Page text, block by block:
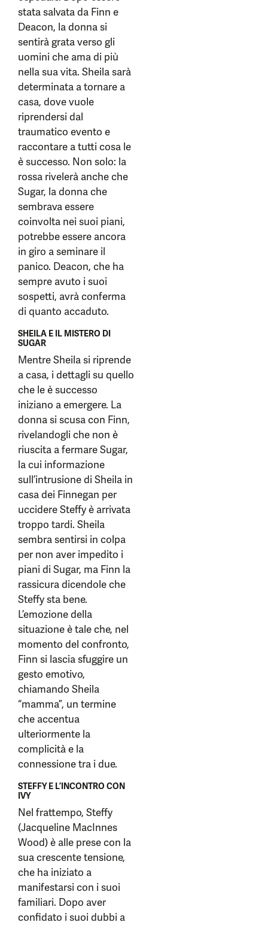
stata salvata da Finn e
Deacon, la donna si
sentirà grata verso gli
uomini che ama di più
nella sua vita. Sheila sarà
determinata a tornare a
casa, dove vuole
riprendersi dal
traumatico evento e
raccontare a tutti cosa le
è successo. Non solo: la
rossa rivelerà anche che
Sugar, la donna che
sembrava essere
coinvolta nei suoi piani,
potrebbe essere ancora
in giro a seminare il
panico. Deacon, che ha
sempre avuto i suoi
sospetti, avrà conferma
di quanto accaduto.
SHEILA E IL MISTERO DI
SUGAR
Mentre Sheila si riprende
a casa, i dettagli su quello
che le è successo
iniziano a emergere. La
donna si scusa con Finn,
rivelandogli che non è
riuscita a fermare Sugar,
la cui informazione
sull’intrusione di Sheila in
casa dei Finnegan per
uccidere Steffy è arrivata
troppo tardi. Sheila
sembra sentirsi in colpa
per non aver impedito i
piani di Sugar, ma Finn la
rassicura dicendole che
Steffy sta bene.
L’emozione della
situazione è tale che, nel
momento del confronto,
Finn si lascia sfuggire un
gesto emotivo,
chiamando Sheila
“mamma”, un termine
che accentua
ulteriormente la
complicità e la
connessione tra i due.
STEFFY E L’INCONTRO CON
IVY
Nel frattempo, Steffy
(Jacqueline MacInnes
Wood) è alle prese con la
sua crescente tensione,
che ha iniziato a
manifestarsi con i suoi
familiari. Dopo aver
confidato i suoi dubbi a